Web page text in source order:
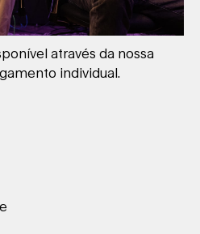
através da nossa
individual.